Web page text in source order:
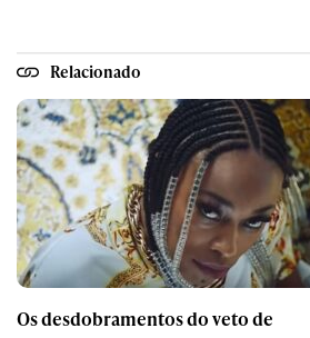
Relacionado
Os desdobramentos do veto de